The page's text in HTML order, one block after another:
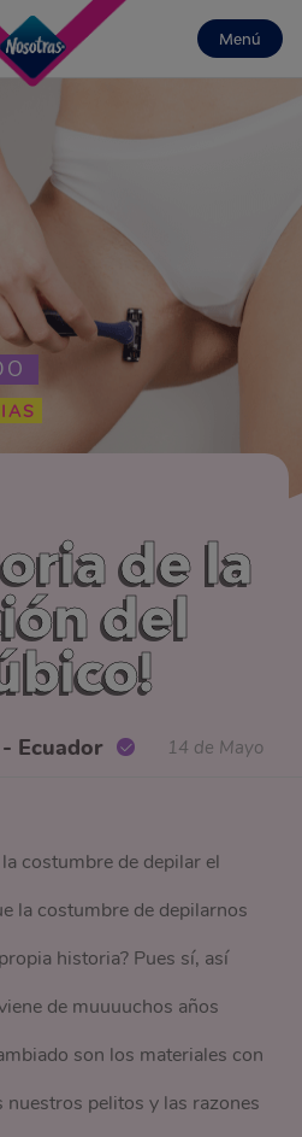
Menú
de la
del
Ecuador 14 de Mayo
costumbre de depilar el
la costumbre de depilarnos
historia? Pues sí, así
de muuuuchos años
son los materiales con
pelitos y las razones